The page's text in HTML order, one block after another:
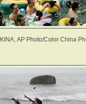
ΚΙΝΑ, AP Photo/Color China